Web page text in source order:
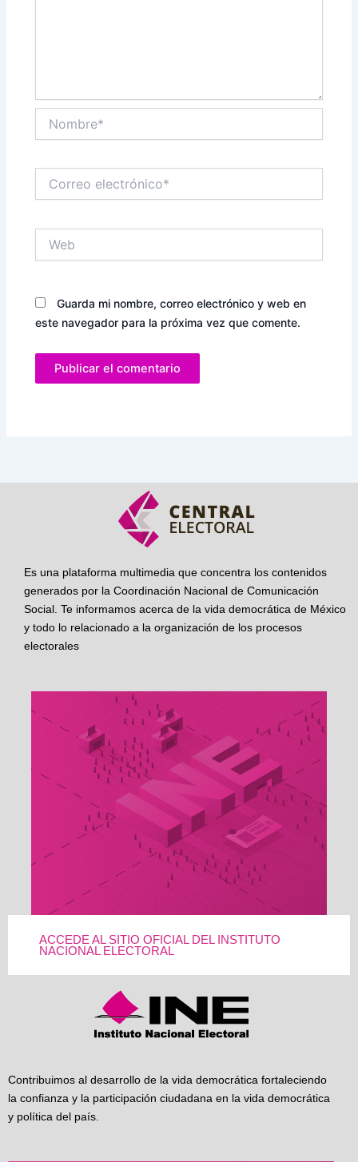
electrónico*
Guarda mi nombre, correo electrónico y web en
este navegador para la próxima vez que comente.
Es una plataforma multimedia que concentra los contenidos
generados por la Coordinación Nacional de Comunicación
Social. Te informamos acerca de la vida democrática de México
y todo lo relacionado a la organización de los procesos
electorales
ACCEDE AL SITIO OFICIAL DEL INSTITUTO
NACIONAL ELECTORAL
Contribuimos al desarrollo de la vida democrática fortaleciendo
la confianza y la participación ciudadana en la vida democrática
y política del país.